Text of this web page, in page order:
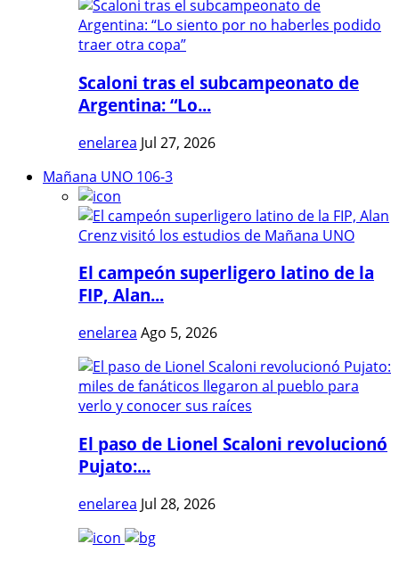
Scaloni tras el subcampeonato de
Argentina: “Lo...
enelarea Jul 27, 2026
Mañana UNO 106-3
El campeón superligero latino de la
FIP, Alan...
enelarea Ago 5, 2026
El paso de Lionel Scaloni revolucionó
Pujato:...
enelarea Jul 28, 2026